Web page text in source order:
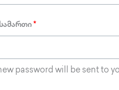
*
password will be sent to